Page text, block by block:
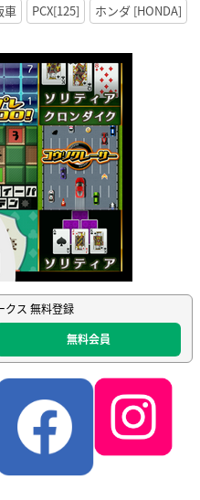
車 PCX[125] ホンダ [HONDA]
クス 無料登録
無料会員